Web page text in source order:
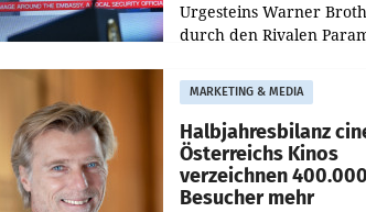
Urgesteins Warner
durch den Rivalen
Schwebe bleiben. Eine
Richterin setzte den
MARKETING & MEDIA
Halbjahresbilanz
Österreichs Kinos
verzeichnen 400.000
Besucher mehr